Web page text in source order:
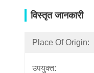
विस्तृत जानकारी
Place Of Origin:
उपयुक्त: